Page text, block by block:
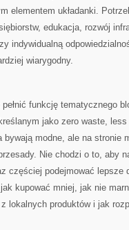
elementem układanki.
edukacja, rozwój
indywidualną
wiarygodny.
funkcję tematycznego
jako zero waste,
modne, ale na stronie
Nie chodzi o to, aby
częściej podejmować lepsze
kupować mniej, jak nie
lokalnych produktów i jak